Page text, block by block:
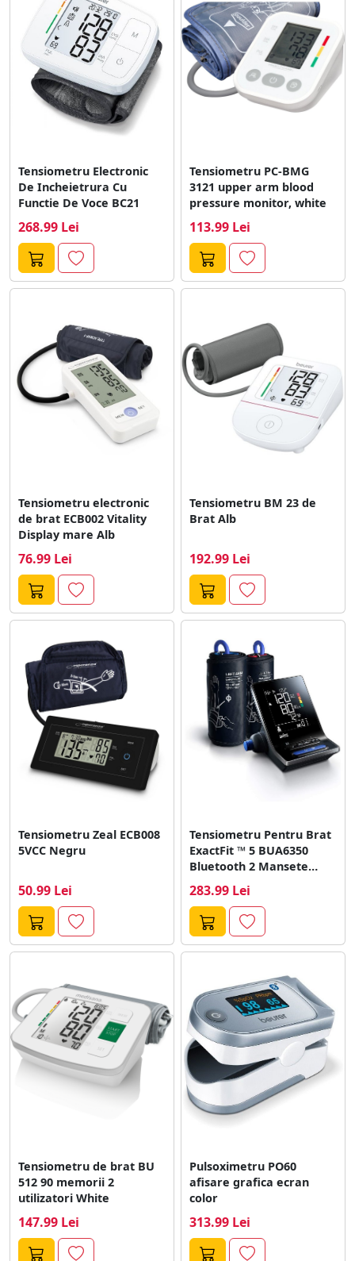
Tensiometru Electronic
De Incheietrura Cu
Functie De Voce BC21
268.99 Lei
Tensiometru PC-BMG
3121 upper arm blood
pressure monitor, white
113.99 Lei
Tensiometru electronic
de brat ECB002 Vitality
Display mare Alb
76.99 Lei
Tensiometru BM 23 de
Brat Alb
192.99 Lei
Tensiometru Zeal ECB008
5VCC Negru
50.99 Lei
Tensiometru Pentru Brat
ExactFit ™ 5 BUA6350
Bluetooth 2 Mansete
283.99 Lei
Tensiometru de brat BU
512 90 memorii 2
utilizatori White
147.99 Lei
Pulsoximetru PO60
afisare grafica ecran
color
313.99 Lei